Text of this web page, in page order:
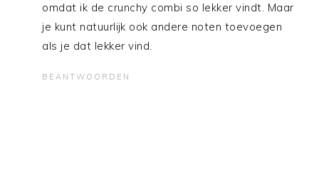
omdat ik de crunchy combi so lekker vindt. Maar
je kunt natuurlijk ook andere noten toevoegen
als je dat lekker vind.
BEANTWOORDEN